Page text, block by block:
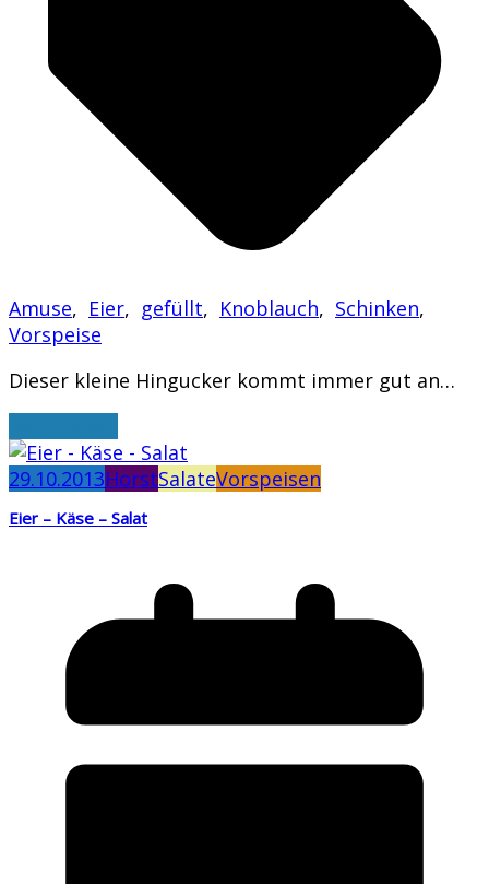
Amuse, Eier, gefüllt, Knoblauch, Schinken,
Vorspeise
Dieser kleine Hingucker kommt immer gut an…
29.10.2013HorstSalateVorspeisen
Eier – Käse – Salat